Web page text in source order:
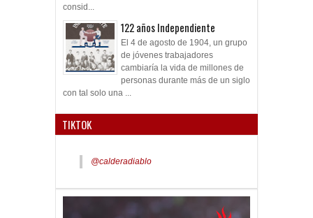
consid...
122 años Independiente
El 4 de agosto de 1904, un grupo
de jóvenes trabajadores
cambiaría la vida de millones de
personas durante más de un siglo
con tal solo una ...
TIKTOK
@calderadiablo